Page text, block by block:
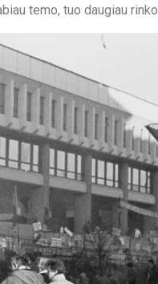
temo, tuo daugiau